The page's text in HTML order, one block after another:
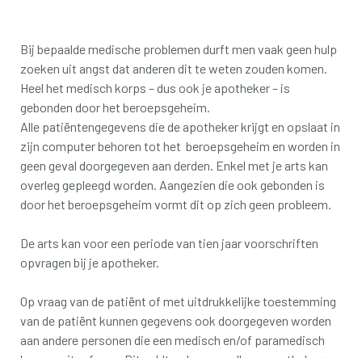
Bij bepaalde medische problemen durft men vaak geen hulp
zoeken uit angst dat anderen dit te weten zouden komen.
Heel het medisch korps – dus ook je apotheker – is
gebonden door het beroepsgeheim.
Alle patiëntengegevens die de apotheker krijgt en opslaat in
zijn computer behoren tot het beroepsgeheim en worden in
geen geval doorgegeven aan derden. Enkel met je arts kan
overleg gepleegd worden. Aangezien die ook gebonden is
door het beroepsgeheim vormt dit op zich geen probleem.
De arts kan voor een periode van tien jaar voorschriften
opvragen bij je apotheker.
Op vraag van de patiënt of met uitdrukkelijke toestemming
van de patiënt kunnen gegevens ook doorgegeven worden
aan andere personen die een medisch en/of paramedisch